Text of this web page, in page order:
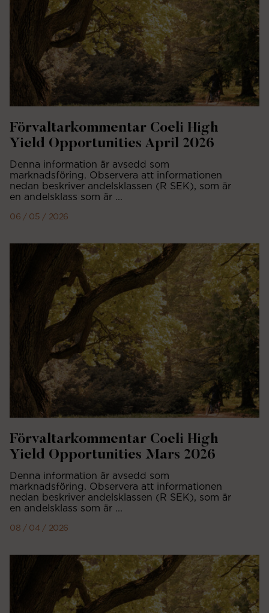
Förvaltarkommentar Coeli High
Yield Opportunities April 2026
Denna information är avsedd som
marknadsföring. Observera att informationen
nedan beskriver andelsklassen (R SEK), som är
en andelsklass som är ...
06 / 05 / 2026
Förvaltarkommentar Coeli High
Yield Opportunities Mars 2026
Denna information är avsedd som
marknadsföring. Observera att informationen
nedan beskriver andelsklassen (R SEK), som är
en andelsklass som är ...
08 / 04 / 2026